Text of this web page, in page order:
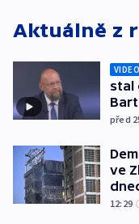
Aktuálně z
VIDEO
stal
před
ve
12:29